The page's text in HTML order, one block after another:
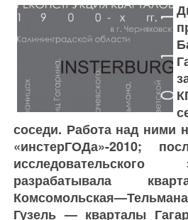
соседи. Работа над ними
«инстерГОДа»-2010;
разрабатывала
Гузель — кварталы